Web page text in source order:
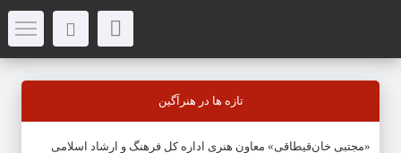
تازه ها در هنرآگین
«مجتبی خان‌قیطاقی» معاون هنری اداره کل فرهنگ و ارشاد اسلامی